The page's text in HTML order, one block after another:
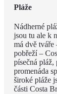
Pláže
Nádherné
jsou tu ale k
má dvě
pobřeží –
písečná pláž,
promenáda
široké pláže
části Costa